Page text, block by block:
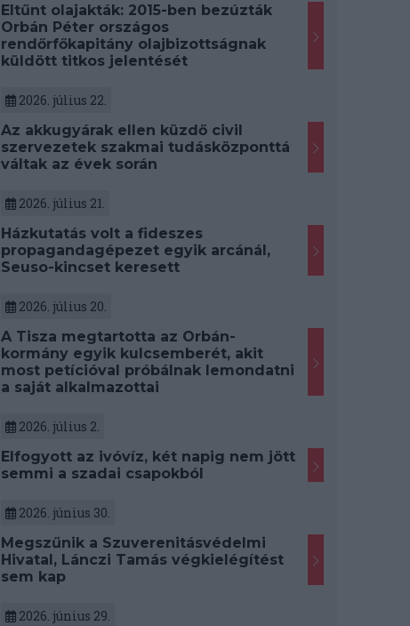
Eltűnt olajakták: 2015-ben bezúzták
Orbán Péter országos
rendőrfőkapitány olajbizottságnak
küldött titkos jelentését
2026. július 22.
Az akkugyárak ellen küzdő civil
szervezetek szakmai tudásközponttá
váltak az évek során
2026. július 21.
Házkutatás volt a fideszes
propagandagépezet egyik arcánál,
Seuso-kincset keresett
2026. július 20.
A Tisza megtartotta az Orbán-
kormány egyik kulcsemberét, akit
most petícióval próbálnak lemondatni
a saját alkalmazottai
2026. július 2.
Elfogyott az ivóvíz, két napig nem jött
semmi a szadai csapokból
2026. június 30.
Megszűnik a Szuverenitásvédelmi
Hivatal, Lánczi Tamás végkielégítést
sem kap
2026. június 29.